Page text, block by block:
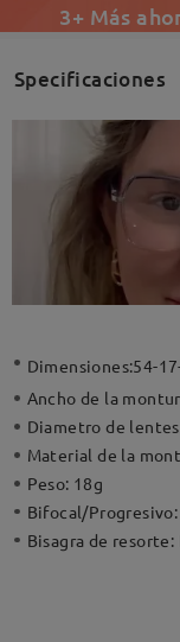
3+ Más
Specificaciones
Dimensiones:54-
Ancho de la
Diametro de
Material de la
Peso: 18g
Bifocal/Progresivo:
Bisagra de resorte: